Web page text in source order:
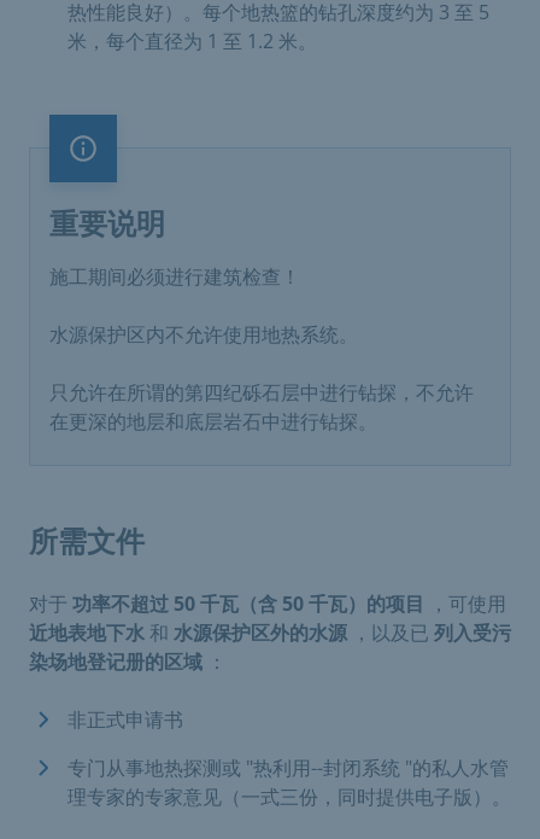
热性能良好）。每个地热篮的钻孔深度约为 3 至 5
米，每个直径为 1 至 1.2 米。
重要说明
重要说明
施工期间必须进行建筑检查！
水源保护区内不允许使用地热系统。
只允许在所谓的第四纪砾石层中进行钻探，不允许
在更深的地层和底层岩石中进行钻探。
所需文件
对于 功率不超过 50 千瓦（含 50 千瓦）的项目 ，可使用
近地表地下水和 水源保护区外的水源 ，以及已 列入受污
染场地登记册的区域 ：
非正式申请书
专门从事地热探测或 "热利用--封闭系统 "的私人水管
理专家的专家意见（一式三份，同时提供电子版）。